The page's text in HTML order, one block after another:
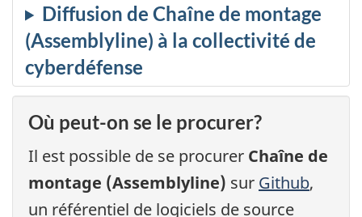
de Chaîne de montage
(Assemblyline)
Où peut-on se le procurer?
Il est possible de se procurer Chaîne de
montage (Assemblyline) sur Github,
un référentiel de logiciels de source